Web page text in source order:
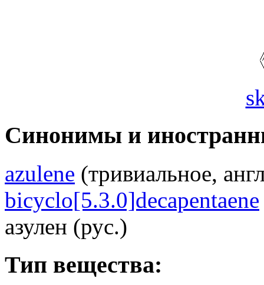
Синонимы и
azulene (тривиальное,
bicyclo[5.3.0]decapentaene
азулен (рус.)
Тип вещества: